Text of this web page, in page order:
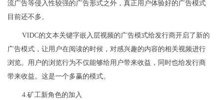
流广告等侵入性较强的广告形式之外，真正用户体验好的广告模式
目前还不多。
VIDC的文本关键字嵌入层视频的广告模式给发行商开启了新的
广告模式，让用户在阅读的时候，对感兴趣的内容的相关视频进行
浏览。用户的浏览行为不仅能够给用户带来收益，同时也给发行商
带来收益。这是一个多赢的模式。
4.矿工新角色的加入